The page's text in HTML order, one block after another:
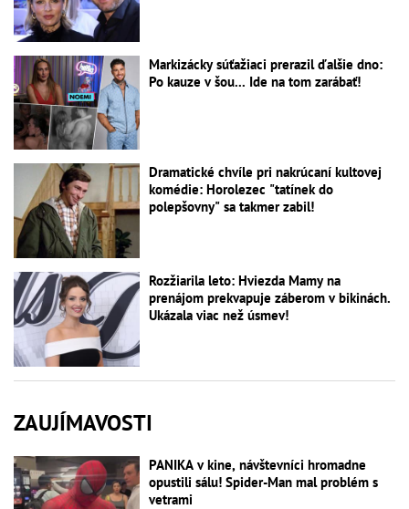
Markizácky súťažiaci prerazil ďalšie dno:
Po kauze v šou... Ide na tom zarábať!
Dramatické chvíle pri nakrúcaní kultovej
komédie: Horolezec "tatínek do
polepšovny" sa takmer zabil!
Rozžiarila leto: Hviezda Mamy na
prenájom prekvapuje záberom v bikinách.
Ukázala viac než úsmev!
ZAUJÍMAVOSTI
PANIKA v kine, návštevníci hromadne
opustili sálu! Spider-Man mal problém s
vetrami